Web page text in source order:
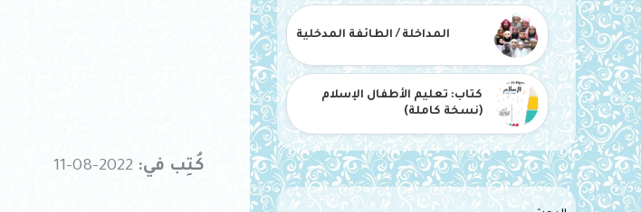
المداخلة / الطائفة المدخلية
كتاب: تعليم الأطفال الإسلام
(نسخة كاملة)
كُتِب في: 2022-08-11